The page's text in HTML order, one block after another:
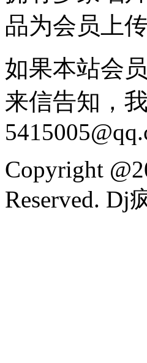
品为会员上
如果本站会
来信告知，
Copyright
Reserved. Dj